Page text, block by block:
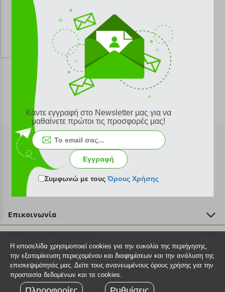
κωδ. 108205841
14.94 €
Ελάχιστη 30 ημερών 16.60 €
Προτεινόμενη λιανική 16.60 €
Εγγραφή στο newsletter
Επικοινωνία
211 2000 700
info@plus4u.gr
Η εταιρία
Σημεία παραλαβής
Ευκαιρίες καριέρας
Βοήθεια
Εξέλιξη παραγγελίας
Τρόποι παραγγελίας
Κάντε εγγραφή στο Newsletter μας για να
μαθαίνετε πρώτοι τις προσφορές μας!
Εγγραφή
Συμφωνώ με τουςΌρους Χρήσης
Η ιστοσελίδα χρησιμοποιεί cookies για την ευκολία της περιήγησης,
την εξατομίκευση περιεχομένου και διαφημίσεων και την ανάλυση της
επισκεψιμότητάς μας. Δείτε τους ανανεωμένους όρους χρήσης για την
προστασία δεδομένων και τα cookies.